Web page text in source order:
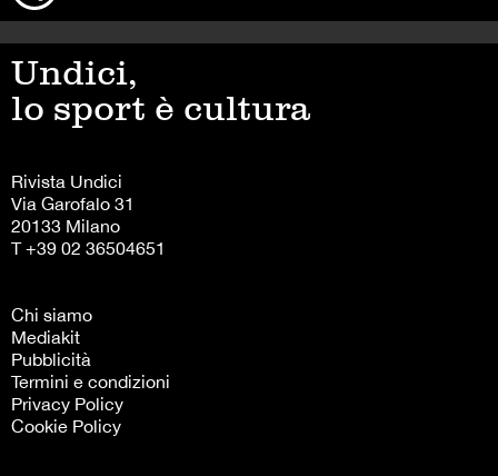
Undici,
lo sport è cultura
Rivista Undici
Via Garofalo 31
20133 Milano
T +39 02 36504651
Chi siamo
Mediakit
Pubblicità
Termini e condizioni
Privacy Policy
Cookie Policy